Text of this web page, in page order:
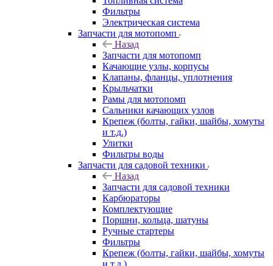
Фильтры
Электрическая система
Запчасти для мотопомп
Назад
Запчасти для мотопомп
Качающие узлы, корпусы
Клапаны, фланцы, уплотнения
Крыльчатки
Рамы для мотопомп
Сальники качающих узлов
Крепеж (болты, гайки, шайбы, хомуты
и т.д.)
Улитки
Фильтры воды
Запчасти для садовой техники
Назад
Запчасти для садовой техники
Карбюраторы
Комплектующие
Поршни, кольца, шатуны
Ручные стартеры
Фильтры
Крепеж (болты, гайки, шайбы, хомуты
и т.д.)